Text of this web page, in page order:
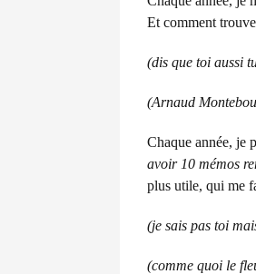
Et comment
(dis que toi aussi
(Arnaud
Chaque année, je
avoir 10 mémos
plus utile, qui me
(je sais pas toi
(comme quoi le